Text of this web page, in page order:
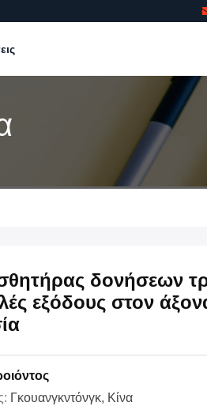
δονήσεων
εξόδους στον
Γκουανγκντόνγκ, Κίνα